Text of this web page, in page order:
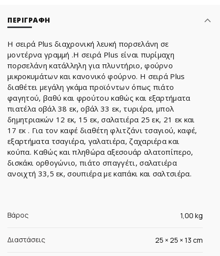
ΠΕΡΙΓΡΑΦΉ
Η σειρά Plus διαχρονική λευκή πορσελάνη σε
μοντέρνα γραμμή .Η σειρά Plus είναι πυρίμαχη
πορσελάνη κατάλληλη για πλυντήριο, φούρνο
μικροκυμάτων και κανονικό φούρνο. Η σειρά Plus
διαθέτει μεγάλη γκάμα προϊόντων όπως πιάτο
φαγητού, βαθύ και φρούτου καθώς και εξαρτήματα
πιατέλα οβάλ 38 εκ, οβάλ 33 εκ, τυριέρα, μπολ
δημητριακών 12 εκ, 15 εκ, σαλατιέρα 25 εκ, 21 εκ και
17 εκ . Για τον καφέ διαθέτη φλιτζάνι τσαγιού, καφέ,
εξαρτήματα τσαγιέρα, γαλατιέρα, ζαχαριέρα και
κούπα. Καθώς και πληθώρα αξεσουάρ αλατοπίπερο,
δισκάκι ορθογώνιο, πιάτο σπαγγέτι, σαλατιέρα
ανοιχτή 33,5 εκ, σουπιέρα με καπάκι και σαλτσιέρα.
Βάρος 1,00 kg
Διαστάσεις 25 × 25 × 13 cm